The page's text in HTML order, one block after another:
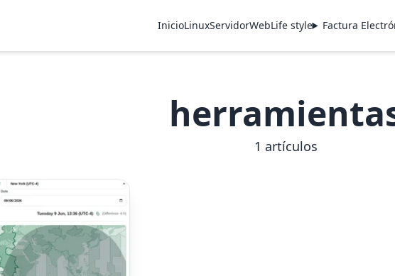
InicioLinuxServidorWebLife style Factura
1 artículos